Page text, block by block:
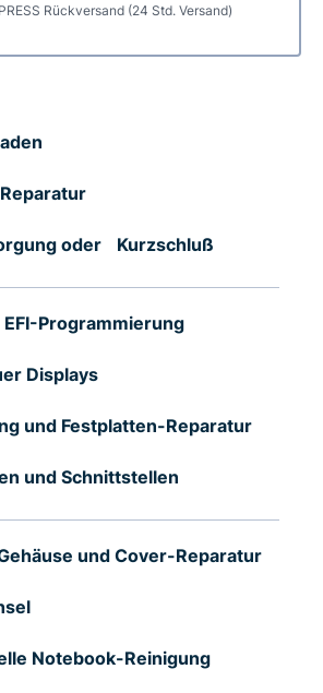
Rückversand (24 Std. Versand)
oder Kurzschluß
Programmierung
Displays
und Festplatten-Reparatur
und Schnittstellen
und Cover-Reparatur
Notebook-Reinigung